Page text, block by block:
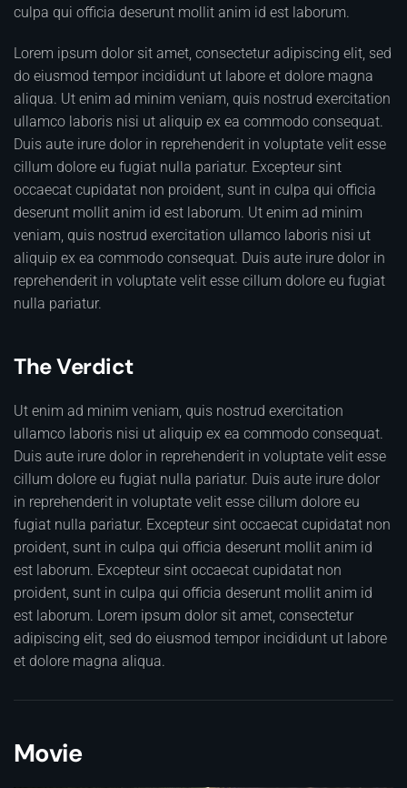
culpa qui officia deserunt mollit anim id est laborum.
Lorem ipsum dolor sit amet, consectetur adipiscing elit, sed
do eiusmod tempor incididunt ut labore et dolore magna
aliqua. Ut enim ad minim veniam, quis nostrud exercitation
ullamco laboris nisi ut aliquip ex ea commodo consequat.
Duis aute irure dolor in reprehenderit in voluptate velit esse
cillum dolore eu fugiat nulla pariatur. Excepteur sint
occaecat cupidatat non proident, sunt in culpa qui officia
deserunt mollit anim id est laborum. Ut enim ad minim
veniam, quis nostrud exercitation ullamco laboris nisi ut
aliquip ex ea commodo consequat. Duis aute irure dolor in
reprehenderit in voluptate velit esse cillum dolore eu fugiat
nulla pariatur.
The Verdict
Ut enim ad minim veniam, quis nostrud exercitation
ullamco laboris nisi ut aliquip ex ea commodo consequat.
Duis aute irure dolor in reprehenderit in voluptate velit esse
cillum dolore eu fugiat nulla pariatur. Duis aute irure dolor
in reprehenderit in voluptate velit esse cillum dolore eu
fugiat nulla pariatur. Excepteur sint occaecat cupidatat non
proident, sunt in culpa qui officia deserunt mollit anim id
est laborum. Excepteur sint occaecat cupidatat non
proident, sunt in culpa qui officia deserunt mollit anim id
est laborum. Lorem ipsum dolor sit amet, consectetur
adipiscing elit, sed do eiusmod tempor incididunt ut labore
et dolore magna aliqua.
Movie